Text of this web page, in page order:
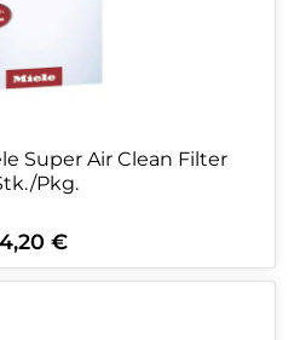
Super Air Clean Filter
Pkg.
Preis:
€